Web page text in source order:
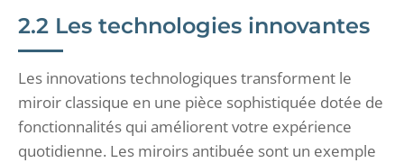
2.2 Les technologies innovantes
Les innovations technologiques transforment le
miroir classique en une pièce sophistiquée dotée de
fonctionnalités qui améliorent votre expérience
quotidienne. Les miroirs antibuée sont un exemple